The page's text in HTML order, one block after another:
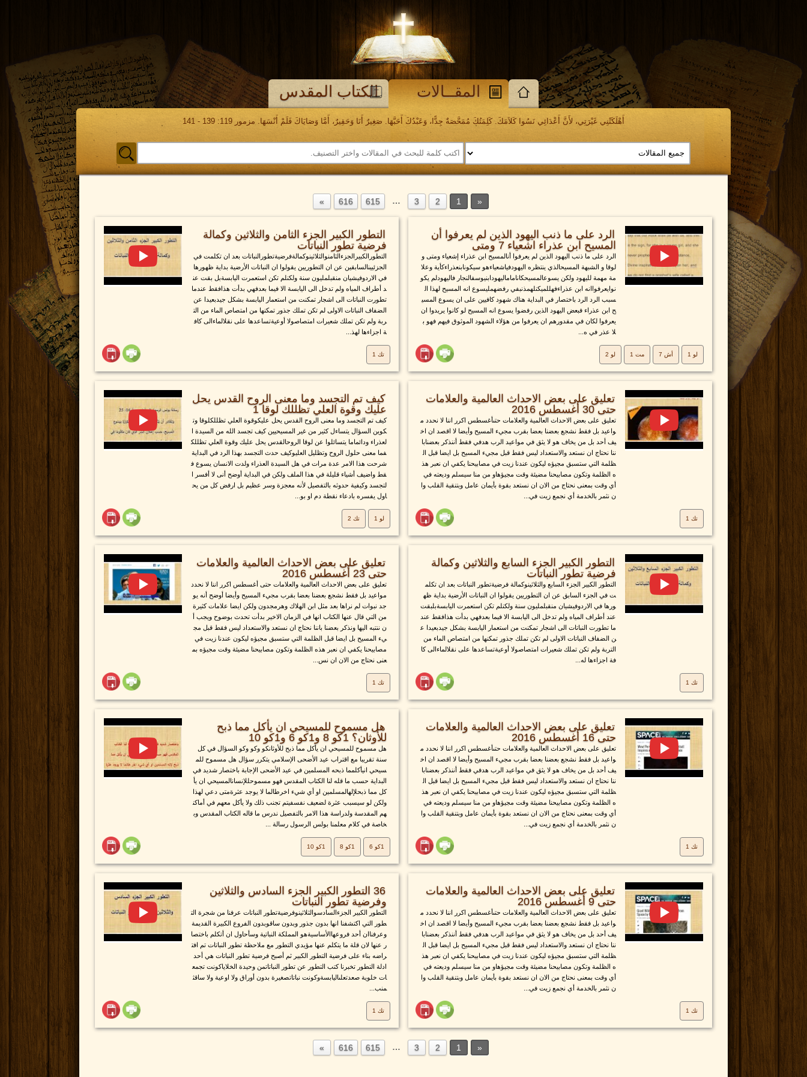
المقــالات الكتاب المقدس
أَهْلَكَتْنِي غَيْرَتِي، لأَنَّ أَعْدَائِي نَسُوا كَلاَمَكَ. كَلِمَتُكَ مُمَحَّصَةٌ جِدًّا، وَعَبْدُكَ أَحَبَّهَا. صَغِيرٌ أَنَا وَحَقِيرٌ، أَمَّا وَصَايَاكَ فَلَمْ أَنْسَهَا. مزمور 119: 139 - 141
1
2
3
…
615
616
الرد على ما ذنب اليهود الذين لم يعرفوا أن
المسيح ابن عذراء اشعياء 7 ومتى
الرد على ما ذنب اليهود الذين لم يعرفوا أنالمسيح ابن عذراء إشعياء ومتى و
لوقا و الشبهة المسيحالذي ينتظره اليهودفياشعياءهو سيكونابنعذراءكأية وعلا
مة مهمة لليهود ولكن يسوعالمسيحكاناماماليهودابنيوسفالنجار فاليهودلم يكو
نوايعرفواانه ابن عذراءفهللميكنلهمذنبفي رفضهمليسوع انه المسيح لهذا ال
سبب الرد الرد باختصار في البداية هناك شهود كافيين على ان يسوع المسي
ح ابن عذراء فبعض اليهود الذين رفضوا يسوع انه المسيح لو كانوا يريدوا ان
يعرفوا لكان في مقدورهم ان يعرفوا من هؤلاء الشهود الموثوق فيهم فهو ب
لا عذر في ه...
لو 1 أش 7 مت 1 لو 2
التطور الكبير الجزء الثامن والثلاثين وكمالة
فرضية تطور النباتات
التطورالكبيرالجزءالثامنوالثلاثينوكمالةفرضيةتطورالنباتات بعد ان تكلمت في
الجزئيينالسابقين عن ان التطوريين يقولوا ان النباتات الأرضية بداية ظهورها
في الاردوفيشيان منقبلمليون سنة ولكنلم تكن استعمرت اليابسةبل بقت عن
د أطراف المياه ولم تدخل الى اليابسة الا فيما بعدفهي بدأت هذافقط عندما
تطورت النباتات الى اشجار تمكنت من استعمار اليابسة بشكل جيدبعيدا عن
الضفاف النباتات الاولى لم تكن تملك جذور تمكنها من امتصاص الماء من الت
ربة ولم تكن تملك شعيرات امتصاصولا أوعيةتساعدها على نقلالماءالى كاف
ة اجزاءها لهذ...
تك 1
تعليق على بعض الاحداث العالمية والعلامات
حتى 30 أغسطس 2016
تعليق على بعض الاحداث العالمية والعلامات حتىأغسطس اكرر اننا لا نحدد م
واعيد بل فقط نشجع بعضنا بعضا بقرب مجيء المسيح وأيضا لا اقصد ان اخ
يف أحد بل من يخاف هو لا يثق في مواعيد الرب هدفي فقط أننذكر بعضنابا
ننا نحتاج ان نستعد والاستعداد ليس فقط قبل مجيء المسيح بل ايضا قبل ال
ظلمة التي ستسبق مجيؤه ليكون عندنا زيت في مصابيحنا يكفي ان نعبر هذ
ه الظلمة وتكون مصابيحنا مضيئة وقت مجيؤهاو من منا سيسلم وديعته في
أي وقت بمعنى نحتاج من الان ان نستعد بقوة بأيمان عامل وبتنقية القلب وا
ن نثمر بالخدمة أي نجمع زيت في...
تك 1
كيف تم التجسد وما معنى الروح القدس يحل
عليك وقوة العلي تظللك لوقا 1
كيف تم التجسد وما معنى الروح القدس يحل عليكوقوة العلي تظللكلوقا وت
كوين السؤال يتساءل كثير من غير المسيحيين كيف تجسد الله من السيدة ا
لعذراء ودائماما يتسائلوا عن لوقا الروحالقدس يحل عليك وقوة العلي تظللك
فما معنى حلول الروح وتظليل العليوكيف حدث التجسد بهذا الرد في البداية
شرحت هذا الامر عدة مرات في هل السيدة العذراء ولدت الانسان يسوع ف
قط واضيف أشياء قليلة في هذا الملف ولكن في البداية أوضح أنى لا أفسر ا
لتجسد وكيفية حدوثه بالتفصيل لأنه معجزة وسر عظيم بل ارفض كل من يح
اول يفسره بادعاء نقطة دم او بو...
لو 1 تك 2
التطور الكبير الجزء السابع والثلاثين وكمالة
فرضية تطور النباتات
التطور الكبير الجزء السابع والثلاثينوكمالة فرضيةتطور النباتات بعد ان تكلم
ت في الجزء السابق عن ان التطوريين يقولوا ان النباتات الأرضية بداية ظه
ورها في الاردوفيشيان منقبلمليون سنة ولكنلم تكن استعمرت اليابسةبلبقت
عند أطراف المياه ولم تدخل الى اليابسة الا فيما بعدفهي بدأت هذافقط عند
ما تطورت النباتات الى اشجار تمكنت من استعمار اليابسة بشكل جيدبعيدا ع
ن الضفاف النباتات الاولى لم تكن تملك جذور تمكنها من امتصاص الماء من
التربة ولم تكن تملك شعيرات امتصاصولا أوعيةتساعدها على نقلالماءالى كا
فة اجزاءها له...
تك 1
تعليق على بعض الاحداث العالمية والعلامات
حتى 23 أغسطس 2016
تعليق على بعض الاحداث العالمية والعلامات حتى أغسطس اكرر اننا لا نحدد
مواعيد بل فقط نشجع بعضنا بعضا بقرب مجيء المسيح وأيضا أوضح أنه يو
جد نبوات لم نراها بعد مثل ابن الهلاك وهرمجدون ولكن ايضا علامات كثيرة
من التي قال عنها الكتاب انها في الزمان الاخير بدأت تحدث بوضوح ويجب أ
ن ننتبه اليها ونذكر بعضنا باننا نحتاج ان نستعد والاستعداد ليس فقط قبل مج
يء المسيح بل ايضا قبل الظلمة التي ستسبق مجيؤه ليكون عندنا زيت في
مصابيحنا يكفي ان نعبر هذه الظلمة وتكون مصابيحنا مضيئة وقت مجيؤه بم
عنى نحتاج من الان ان نس...
تك 1
تعليق على بعض الاحداث العالمية والعلامات
حتى 16 أغسطس 2016
تعليق على بعض الاحداث العالمية والعلامات حتىأغسطس اكرر اننا لا نحدد م
واعيد بل فقط نشجع بعضنا بعضا بقرب مجيء المسيح وأيضا لا اقصد ان اخ
يف أحد بل من يخاف هو لا يثق في مواعيد الرب هدفي فقط أننذكر بعضنابا
ننا نحتاج ان نستعد والاستعداد ليس فقط قبل مجيء المسيح بل ايضا قبل ال
ظلمة التي ستسبق مجيؤه ليكون عندنا زيت في مصابيحنا يكفي ان نعبر هذ
ه الظلمة وتكون مصابيحنا مضيئة وقت مجيؤهاو من منا سيسلم وديعته في
أي وقت بمعنى نحتاج من الان ان نستعد بقوة بأيمان عامل وبتنقية القلب وا
ن نثمر بالخدمة أي نجمع زيت في...
تك 1
هل مسموح للمسيحي ان يأكل مما ذبح
للأوثان؟ 1كو 8 و1كو 6 و1كو 10
هل مسموح للمسيحي ان يأكل مما ذبح للأوثانكو وكو وكو السؤال في كل
سنة تقريبا مع اقتراب عيد الأضحى الإسلامي يتكرر سؤال هل مسموح للم
سيحي انيأكلمما ذبحه المسلمين في عيد الأضحى الإجابة باختصار شديد في
البداية حسب ما قله لنا الكتاب المقدس فهو مسموحللإنسانالمسيحي ان يأ
كل مما ذبحلإلهالمسلمين او أي شيء اخرطالما لا يوجد عثرةمتى دعي لهذا
ولكن لو سيسبب عثرة لضعيف نفسفيتم تجنب ذلك ولا يأكل معهم في أماكن
هم المقدسة ولدراسة هذا الامر بالتفصيل ندرس ما قاله الكتاب المقدس وب
خاصة في كلام معلمنا بولس الرسول رسالة ...
1كو 6 1كو 8 1كو 10
تعليق على بعض الاحداث العالمية والعلامات
حتى 9 أغسطس 2016
تعليق على بعض الاحداث العالمية والعلامات حتىأغسطس اكرر اننا لا نحدد م
واعيد بل فقط نشجع بعضنا بعضا بقرب مجيء المسيح وأيضا لا اقصد ان اخ
يف أحد بل من يخاف هو لا يثق في مواعيد الرب هدفي فقط أننذكر بعضنابا
ننا نحتاج ان نستعد والاستعداد ليس فقط قبل مجيء المسيح بل ايضا قبل ال
ظلمة التي ستسبق مجيؤه ليكون عندنا زيت في مصابيحنا يكفي ان نعبر هذ
ه الظلمة وتكون مصابيحنا مضيئة وقت مجيؤهاو من منا سيسلم وديعته في
أي وقت بمعنى نحتاج من الان ان نستعد بقوة بأيمان عامل وبتنقية القلب وا
ن نثمر بالخدمة أي نجمع زيت في...
تك 1
36 التطور الكبير الجزء السادس والثلاثين
وفرضية تطور النباتات
التطور الكبير الجزءالسادسوالثلاثينوفرضيةتطور النباتات عرفنا من شجرة الت
طور التي اكتشفنا انها بدون جذور وبدون ساقوبدون الفروع الكبيرة القديمة
وعرفناان أحد فروعهاالأساسيةهو المملكة النباتية وسأحاول ان أتكلم باختصا
ر عنها لان قلة ما يتكلم عنها مؤيدي التطور مع ملاحظة تطور النباتات تم افت
راضه بناء على فرضية التطور الكبير ثم أصبح فرضية تطور النباتات هي أحد
ادلة التطور تخبرنا كتب التطور عن تطور النباتاتمن وحيدة الخلاياكونت تجمع
ات خلوية صعدتعلىاليابسةوكونت نباتاتصغيرة بدون أوراق ولا اوعية ولا ساقث
منب...
تك 1
1
2
3
…
615
616